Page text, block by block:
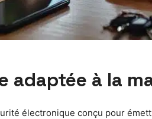
adaptée à la
électronique conçu pour